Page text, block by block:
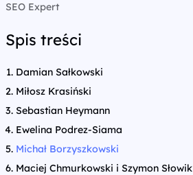
SEO Expert
Spis treści
Damian Sałkowski
Miłosz Krasiński
Sebastian Heymann
Ewelina Podrez-Siama
Michał Borzyszkowski
Maciej Chmurkowski i Szymon Słowik